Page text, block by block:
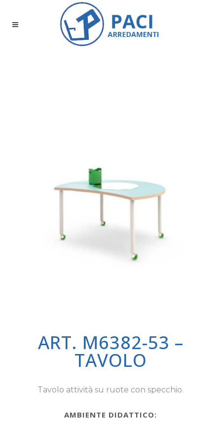
ART. M6382-53 –
TAVOLO
Tavolo attività su ruote con specchio.
AMBIENTE DIDATTICO: